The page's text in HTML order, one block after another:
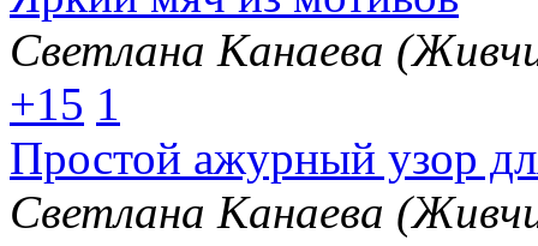
Светлана Канаева
+15 1
Простой ажурный узор
Светлана Канаева